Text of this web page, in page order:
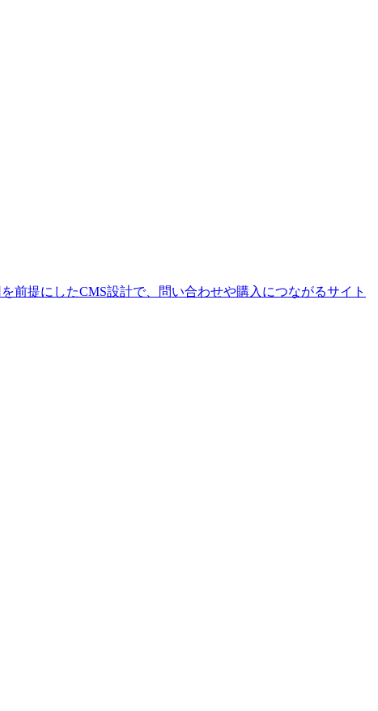
前提にしたCMS設計で、問い合わせや購入につながるサイト